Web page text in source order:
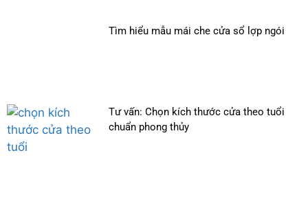
Tìm hiểu mẫu mái che cửa sổ lợp ngói
Tư vấn: Chọn kích thước cửa theo tuổi
chuẩn phong thủy